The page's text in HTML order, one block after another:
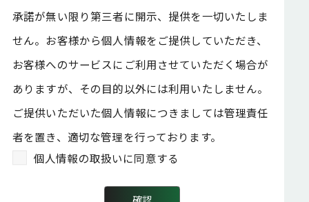
承諾が無い限り第三者に開示、提供を一切いたしま
せん。お客様から個人情報をご提供していただき、
お客様へのサービスにご利用させていただく場合が
ありますが、その目的以外には利用いたしません。
ご提供いただいた個人情報につきましては管理責任
者を置き、適切な管理を行っております。
個人情報の取扱いに同意する